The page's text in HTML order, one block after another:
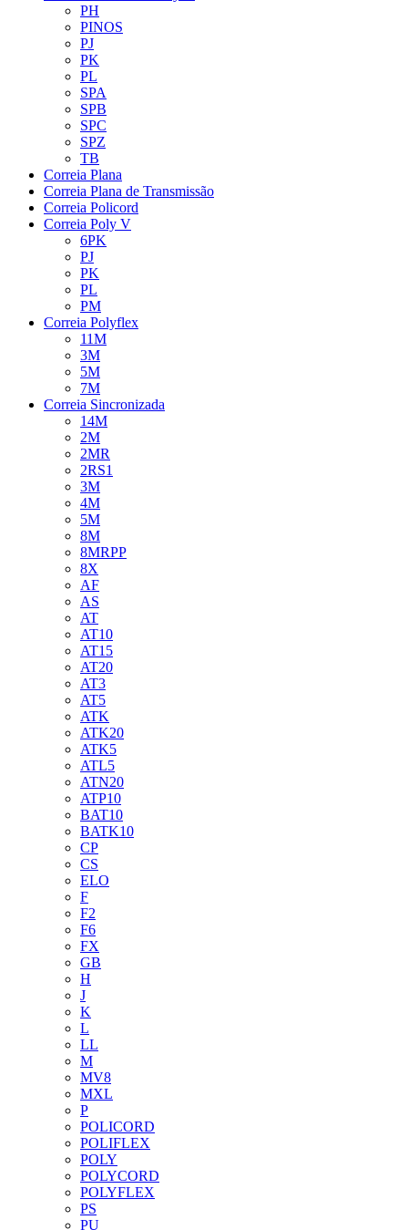
PH
PINOS
PJ
PK
PL
SPA
SPB
SPC
SPZ
TB
Correia Plana
Correia Plana de Transmissão
Correia Policord
Correia Poly V
6PK
PJ
PK
PL
PM
Correia Polyflex
11M
3M
5M
7M
Correia Sincronizada
14M
2M
2MR
2RS1
3M
4M
5M
8M
8MRPP
8X
AF
AS
AT
AT10
AT15
AT20
AT3
AT5
ATK
ATK20
ATK5
ATL5
ATN20
ATP10
BAT10
BATK10
CP
CS
ELO
F
F2
F6
FX
GB
H
J
K
L
LL
M
MV8
MXL
P
POLICORD
POLIFLEX
POLY
POLYCORD
POLYFLEX
PS
PU